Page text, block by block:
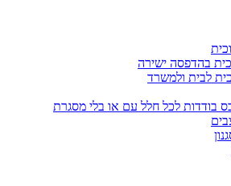
בהדפסה ישירה
לבית ולמשרד
בודדות לכל חלל עם או בלי מסגרת